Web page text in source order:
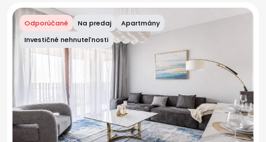
Odporúčané Na predaj
Apartmány
Investičné nehnuteľnosti